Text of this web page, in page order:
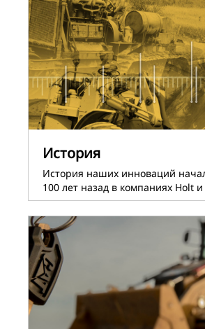
История
История наших инноваций
100 лет назад в компаниях Holt и